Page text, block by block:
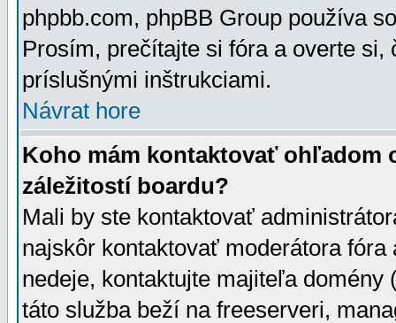
phpbb.com, phpBB Group používa
Prosím, prečítajte si fóra a overte
príslušnými inštrukciami.
Návrat hore
Koho mám kontaktovať ohľadom
záležitostí boardu?
Mali by ste kontaktovať
najskôr kontaktovať moderátora
nedeje, kontaktujte majiteľa
táto služba beží na freeserveri,